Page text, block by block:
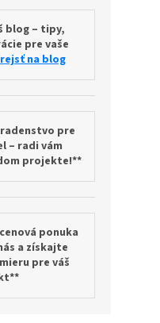
blog – tipy,
pre vaše
na blog
pre
– radi vám
projekte!**
ponuka
a získajte
pre váš